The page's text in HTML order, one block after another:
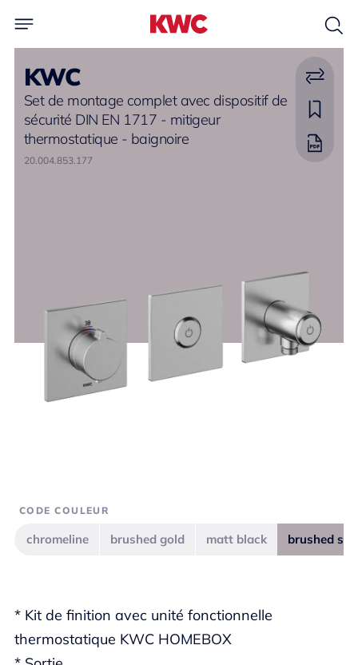
KWC
Set de montage complet avec dispositif de
sécurité DIN EN 1717 - mitigeur
thermostatique - baignoire
20.004.853.177
* Kit de finition avec unité fonctionnelle
thermostatique KWC HOMEBOX
CODE COULEUR
chromeline brushed gold matt black brushed